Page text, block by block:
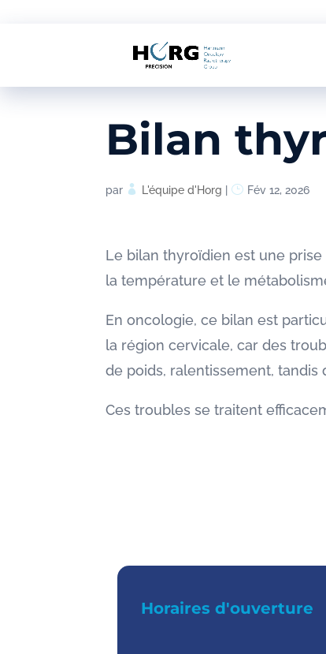
Bilan
par L'équipe d'Horg Fév 12, 2026
Le bilan thyroïdien est une
la température et le
En oncologie, ce bilan est
la région cervicale, car des
de poids, ralentissement, tandis
Ces troubles se traitent
Horaires d'ouverture